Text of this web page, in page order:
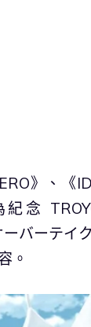
》、《
紀念
ーバーテイ
。